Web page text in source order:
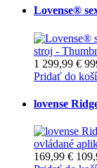
Lovense®
1 299,99 €
Pridať do
lovense
169,99 €